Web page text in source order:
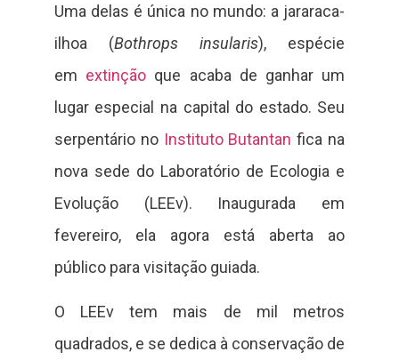
Uma delas é única no mundo: a jararaca-
ilhoa (Bothrops insularis), espécie
em extinçãoque acaba de ganhar um
lugar especial na capital do estado. Seu
serpentário no Instituto Butantan fica na
nova sede do Laboratório de Ecologia e
Evolução (LEEv). Inaugurada em
fevereiro, ela agora está aberta ao
público para visitação guiada.
O LEEv tem mais de mil metros
quadrados, e se dedica à conservação de